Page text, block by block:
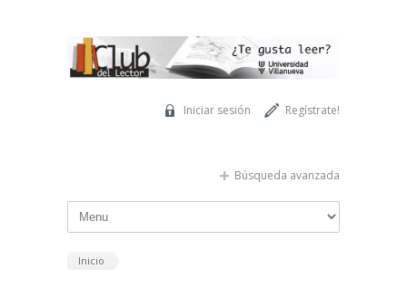
Regístrate!
Iniciar sesión
Búsqueda avanzada
Inicio